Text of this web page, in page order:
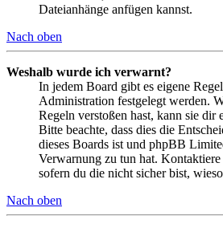
Dateianhänge anfügen kannst.
Nach oben
Weshalb wurde ich verwarnt?
In jedem Board gibt es eigene
Administration festgelegt werden.
Regeln verstoßen hast, kann sie dir
Bitte beachte, dass dies die
dieses Boards ist und phpBB
Verwarnung zu tun hat.
sofern du die nicht sicher bist,
Nach oben